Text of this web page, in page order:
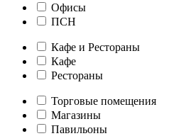
Офисы
ПСН
Кафе и Рестораны
Кафе
Рестораны
Торговые помещения
Магазины
Павильоны